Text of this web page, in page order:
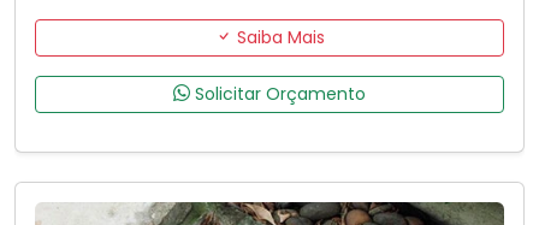
Saiba Mais
Solicitar Orçamento